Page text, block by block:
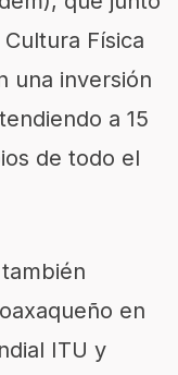
Física
una inversión
a 15
de todo el
en
ITU y